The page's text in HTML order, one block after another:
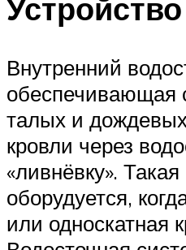
Устройство
Внутренний
обеспечивающая
талых и
кровли через
«ливнёвку».
оборудуется,
или односкатная